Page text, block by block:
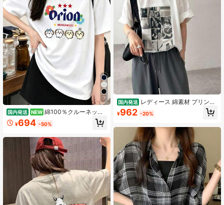
7
国内発送 NEW 綿100％クルーネック
プリント半袖Tシャツ、女性用新作夏
服、スタイリッシュなゆったりカジ
¥694 -50%
国内発送 レディース 綿素材 プリント
柄 半袖 T シャツ クルーネック カジ
ュアル 柔らか肌触り 通気性良好 夏
ーカジュアルトップス
¥962 -20%